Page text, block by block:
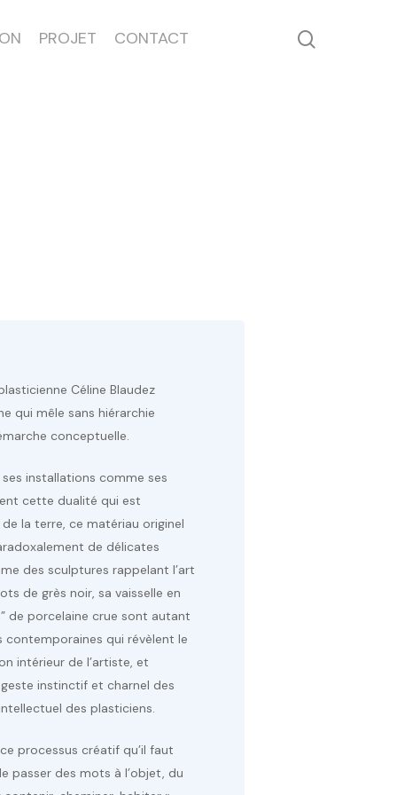
PROJET CONTACT
Céline Blaudez
qui mêle sans hiérarchie
conceptuelle.
installations comme ses
cette dualité qui est
la terre, ce matériau originel
de délicates
des sculptures rappelant l’art
de grès noir, sa vaisselle en
de porcelaine crue sont autant
contemporaines qui révèlent le
intérieur de l’artiste, et
instinctif et charnel des
des plasticiens.
processus créatif qu’il faut
passer des mots à l’objet, du